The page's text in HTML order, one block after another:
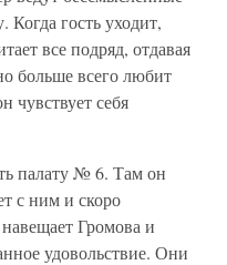
Когда гость уходит,
все подряд, отдавая
больше всего любит
себя
палату № 6. Там он
с ним и скоро
навещает Громова и
удовольствие. Они